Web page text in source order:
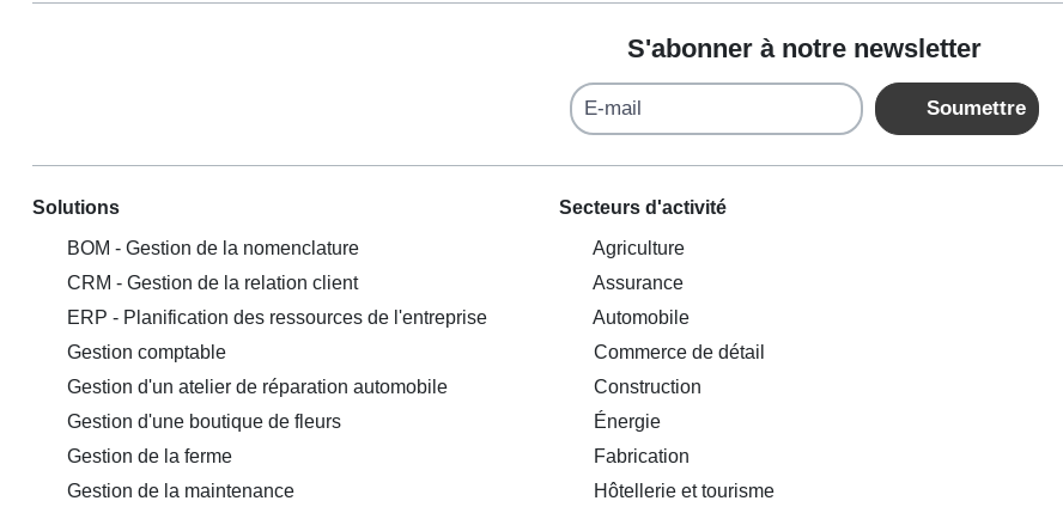
S'abonner à notre newsletter
E-mail Soumettre
Solutions
BOM - Gestion de la nomenclature
CRM - Gestion de la relation client
ERP - Planification des ressources de l'entreprise
Gestion comptable
Gestion d'un atelier de réparation automobile
Gestion d'une boutique de fleurs
Gestion de la ferme
Gestion de la maintenance
Secteurs d'activité
Agriculture
Assurance
Automobile
Commerce de détail
Construction
Énergie
Fabrication
Hôtellerie et tourisme